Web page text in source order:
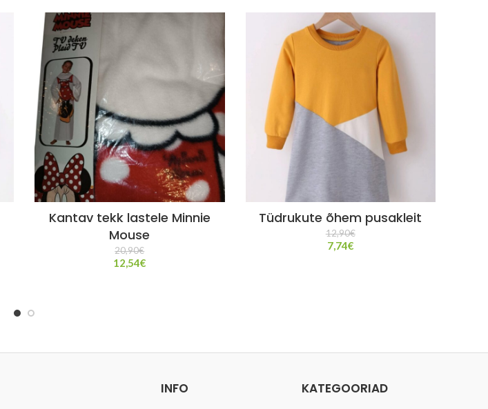
Kantav tekk lastele Minnie
Mouse
20,90€
12,54€
Tüdrukute õhem pusakleit
12,90€
7,74€
INFO KATEGOORIAD